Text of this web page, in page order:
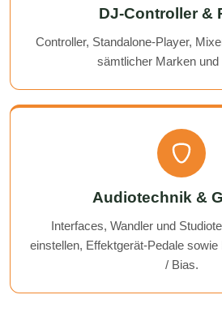
DJ-Controller &
Controller, Standalone-Player,
sämtlicher Marken und
Audiotechnik &
Interfaces, Wandler und
einstellen, Effektgerät-Pedale
/ Bias.